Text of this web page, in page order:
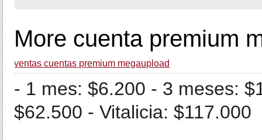
More cuenta premium
ventas cuentas premium megaupload
- 1 mes: $6.200 - 3 meses:
$62.500 - Vitalicia: $117.000